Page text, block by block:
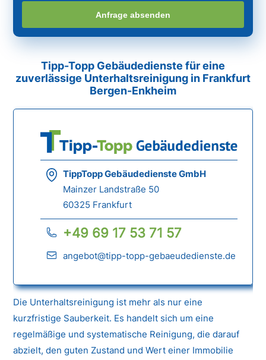
Anfrage absenden
Tipp-Topp Gebäudedienste für eine
zuverlässige Unterhaltsreinigung in Frankfurt
Bergen-Enkheim
TippTopp Gebäudedienste GmbH
Mainzer Landstraße 50
60325 Frankfurt
+49 69 17 53 71 57
angebot@tipp-topp-gebaeudedienste.de
Die Unterhaltsreinigung ist mehr als nur eine
kurzfristige Sauberkeit. Es handelt sich um eine
regelmäßige und systematische Reinigung, die darauf
abzielt, den guten Zustand und Wert einer Immobilie